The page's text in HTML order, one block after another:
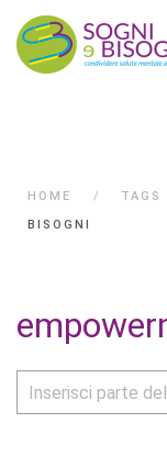
HOME TAGS
BISOGNI
Inserisci parte del